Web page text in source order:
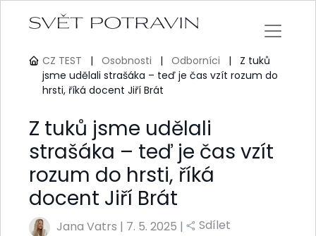
CZ TEST | Osobnosti | Odborníci |
Z tuků
jsme udělali strašáka – teď je čas vzít rozum do
hrsti, říká docent Jiří Brát
Z tuků jsme udělali
strašáka – teď je čas vzít
rozum do hrsti, říká
docent Jiří Brát
Jana Vatrs | 7. 5. 2025 | Sdílet